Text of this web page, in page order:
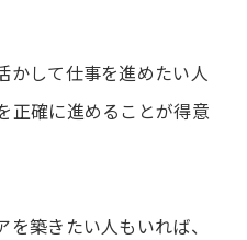
かして仕事を進めたい人
正確に進めることが得意
築きたい人もいれば、